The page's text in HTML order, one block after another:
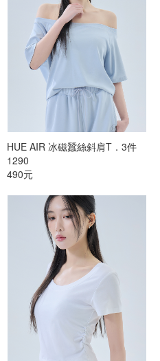
HUE AIR 冰磁蠶絲斜肩T．3件
1290
490元